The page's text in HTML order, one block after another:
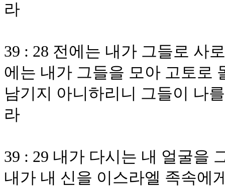
라
39 : 28 전에는 내가 그들로 사
에는 내가 그들을 모아 고토로
남기지 아니하리니 그들이 나
라
39 : 29 내가 다시는 내 얼굴을
내가 내 신을 이스라엘 족속에